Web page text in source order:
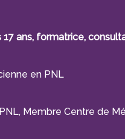
ans, formatrice,
en PNL
Membre Centre de